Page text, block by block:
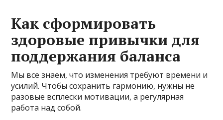
Как сформировать
здоровые привычки для
поддержания баланса
Мы все знаем, что изменения требуют времени и
усилий. Чтобы сохранить гармонию, нужны не
разовые всплески мотивации, а регулярная
работа над собой.